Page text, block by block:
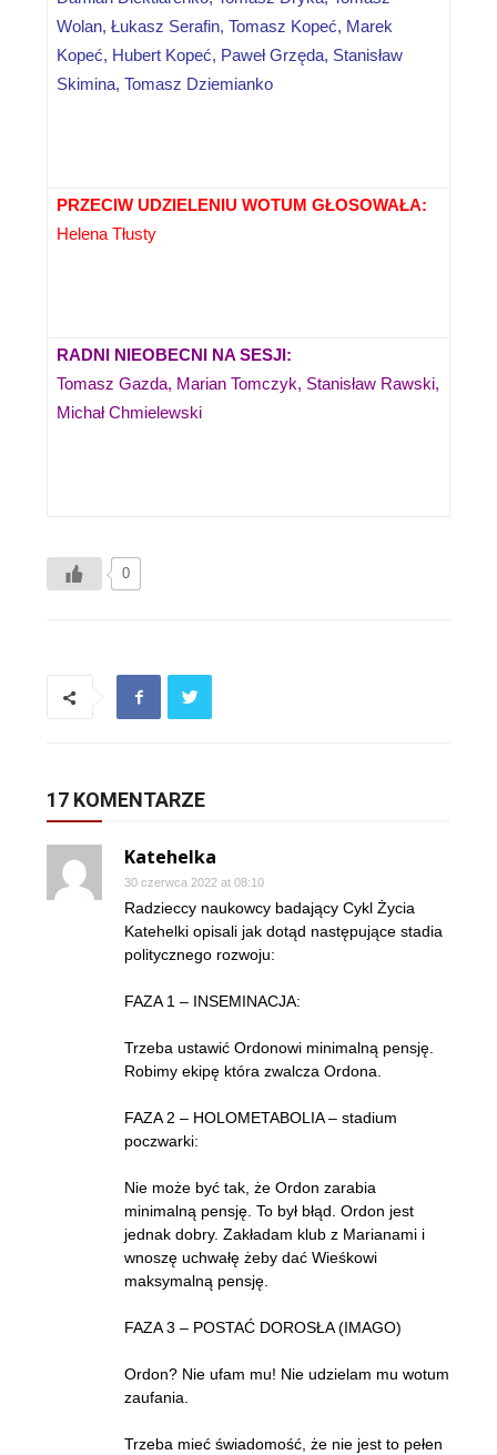
Wolan, Łukasz Serafin, Tomasz Kopeć, Marek
Kopeć, Hubert Kopeć, Paweł Grzęda, Stanisław
Skimina, Tomasz Dziemianko
PRZECIW UDZIELENIU WOTUM GŁOSOWAŁA:
Helena Tłusty
RADNI NIEOBECNI NA SESJI:
Tomasz Gazda, Marian Tomczyk, Stanisław Rawski,
Michał Chmielewski
0
17 KOMENTARZE
Katehelka
30 czerwca 2022 at 08:10
Radzieccy naukowcy badający Cykl Życia
Katehelki opisali jak dotąd następujące stadia
politycznego rozwoju:
FAZA 1 – INSEMINACJA:
Trzeba ustawić Ordonowi minimalną pensję.
Robimy ekipę która zwalcza Ordona.
FAZA 2 – HOLOMETABOLIA – stadium
poczwarki:
Nie może być tak, że Ordon zarabia
minimalną pensję. To był błąd. Ordon jest
jednak dobry. Zakładam klub z Marianami i
wnoszę uchwałę żeby dać Wieśkowi
maksymalną pensję.
FAZA 3 – POSTAĆ DOROSŁA (IMAGO)
Ordon? Nie ufam mu! Nie udzielam mu wotum
zaufania.
Trzeba mieć świadomość, że nie jest to pełen